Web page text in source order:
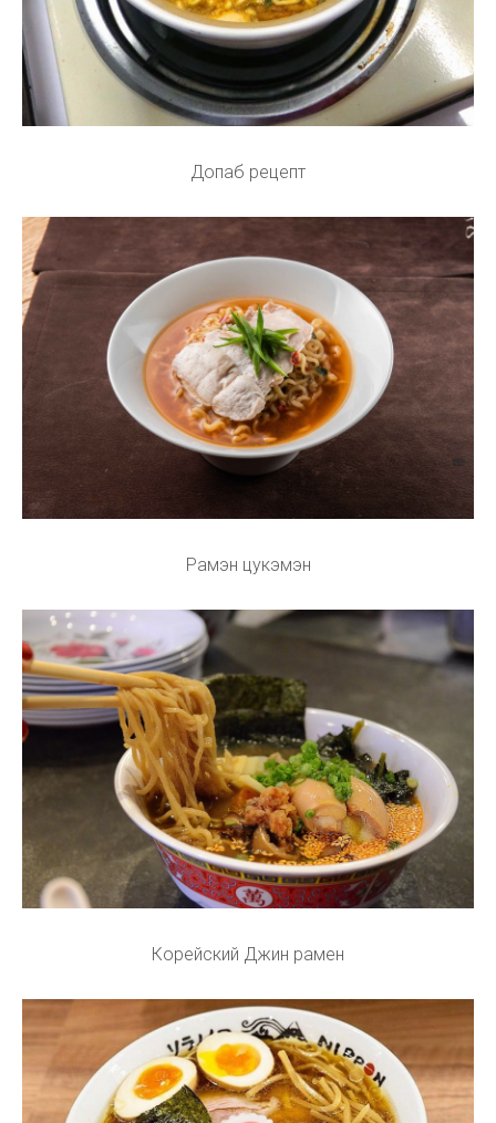
Допаб рецепт
Рамэн цукэмэн
Корейский Джин рамен